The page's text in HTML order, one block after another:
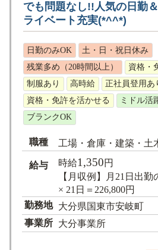
でも問題なし!!人気の日勤
ライベート充実(*^^*)
日勤のみOK
土・日・祝日休み
残業多め（20時間以上）
資格・
制服あり
高時給
正社員登用あ
資格・免許を活かせる
ミドル活
ブランクOK
職種 工場・倉庫・建築・土
給与 時給1,350円
【月収例】月21日出勤
× 21日＝226,800円
勤務地 大分県国東市安岐町
事業所 大分事業所